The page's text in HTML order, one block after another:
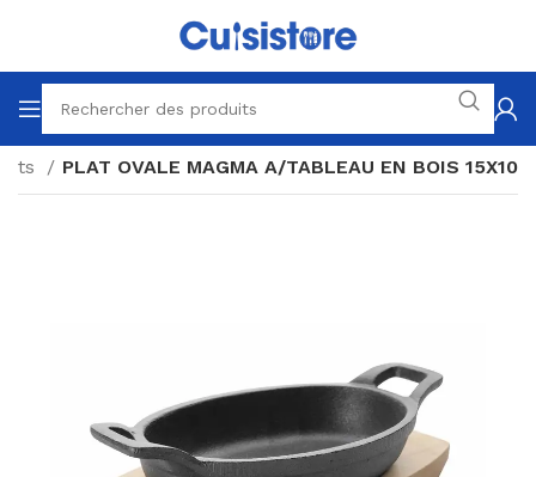
PLAT OVALE MAGMA A/TABLEAU EN BOIS 15X10